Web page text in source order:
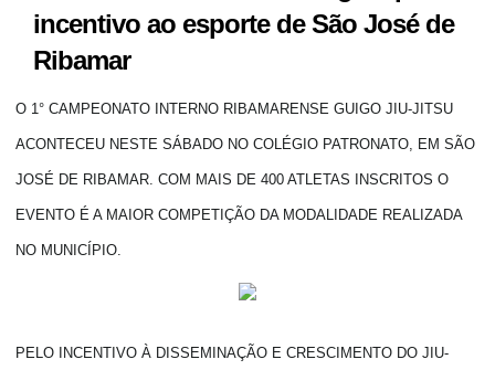
incentivo ao esporte de São José de
Ribamar
O 1° CAMPEONATO INTERNO RIBAMARENSE GUIGO JIU-JITSU
ACONTECEU NESTE SÁBADO NO COLÉGIO PATRONATO, EM SÃO
JOSÉ DE RIBAMAR. COM MAIS DE 400 ATLETAS INSCRITOS O
EVENTO É A MAIOR COMPETIÇÃO DA MODALIDADE REALIZADA
NO MUNICÍPIO.
PELO INCENTIVO À DISSEMINAÇÃO E CRESCIMENTO DO JIU-